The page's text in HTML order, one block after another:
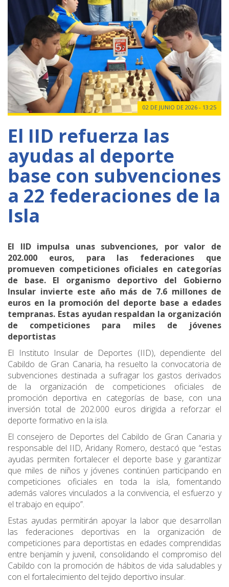
02 DE JUNIO DE 2026 - 13:25
El IID refuerza las
ayudas al deporte
base con subvenciones
a 22 federaciones de la
Isla
El IID impulsa unas subvenciones, por valor de
202.000 euros, para las federaciones que
promueven competiciones oficiales en categorías
de base. El organismo deportivo del Gobierno
Insular invierte este año más de 7.6 millones de
euros en la promoción del deporte base a edades
tempranas. Estas ayudan respaldan la organización
de competiciones para miles de jóvenes
deportistas
El Instituto Insular de Deportes (IID), dependiente del
Cabildo de Gran Canaria, ha resuelto la convocatoria de
subvenciones destinada a sufragar los gastos derivados
de la organización de competiciones oficiales de
promoción deportiva en categorías de base, con una
inversión total de 202.000 euros dirigida a reforzar el
deporte formativo en la isla.
El consejero de Deportes del Cabildo de Gran Canaria y
responsable del IID, Aridany Romero, destacó que “estas
ayudas permiten fortalecer el deporte base y garantizar
que miles de niños y jóvenes continúen participando en
competiciones oficiales en toda la isla, fomentando
además valores vinculados a la convivencia, el esfuerzo y
el trabajo en equipo”.
Estas ayudas permitirán apoyar la labor que desarrollan
las federaciones deportivas en la organización de
competiciones para deportistas en edades comprendidas
entre benjamín y juvenil, consolidando el compromiso del
Cabildo con la promoción de hábitos de vida saludables y
con el fortalecimiento del tejido deportivo insular.